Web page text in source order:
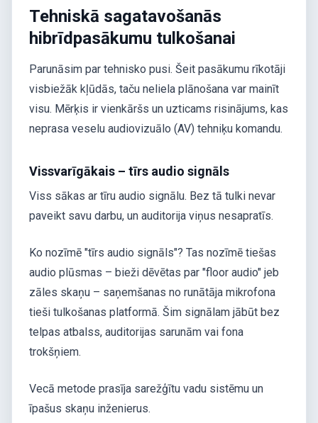
Tehniskā sagatavošanās
hibrīdpasākumu tulkošanai
Parunāsim par tehnisko pusi. Šeit pasākumu rīkotāji
visbiežāk kļūdās, taču neliela plānošana var mainīt
visu. Mērķis ir vienkāršs un uzticams risinājums, kas
neprasa veselu audiovizuālo (AV) tehniķu komandu.
Vissvarīgākais – tīrs audio signāls
Viss sākas ar tīru audio signālu. Bez tā tulki nevar
paveikt savu darbu, un auditorija viņus nesapratīs.
Ko nozīmē "tīrs audio signāls"? Tas nozīmē tiešas
audio plūsmas – bieži dēvētas par "floor audio" jeb
zāles skaņu – saņemšanas no runātāja mikrofona
tieši tulkošanas platformā. Šim signālam jābūt bez
telpas atbalss, auditorijas sarunām vai fona
trokšņiem.
Vecā metode prasīja sarežģītu vadu sistēmu un
īpašus skaņu inženierus.